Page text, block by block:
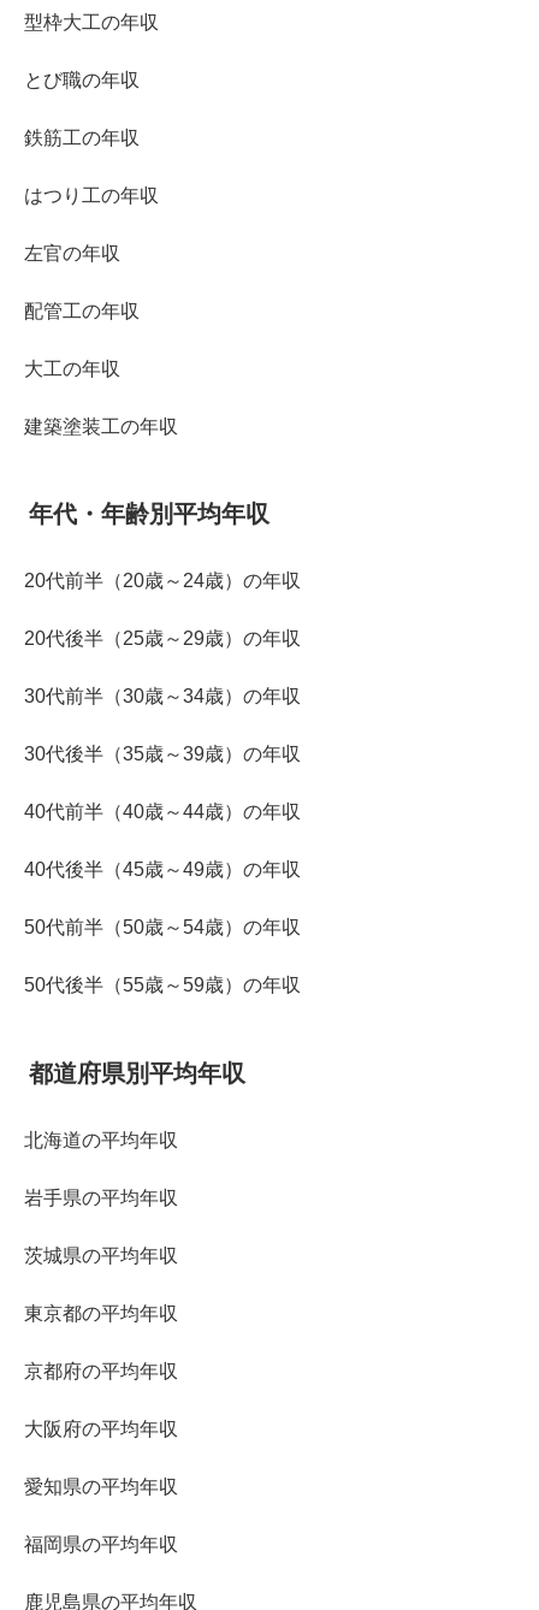
型枠大工の年収
とび職の年収
鉄筋工の年収
はつり工の年収
左官の年収
配管工の年収
大工の年収
建築塗装工の年収
年代・年齢別平均年収
20代前半（20歳～24歳）の年収
20代後半（25歳～29歳）の年収
30代前半（30歳～34歳）の年収
30代後半（35歳～39歳）の年収
40代前半（40歳～44歳）の年収
40代後半（45歳～49歳）の年収
50代前半（50歳～54歳）の年収
50代後半（55歳～59歳）の年収
都道府県別平均年収
北海道の平均年収
岩手県の平均年収
茨城県の平均年収
東京都の平均年収
京都府の平均年収
大阪府の平均年収
愛知県の平均年収
福岡県の平均年収
鹿児島県の平均年収